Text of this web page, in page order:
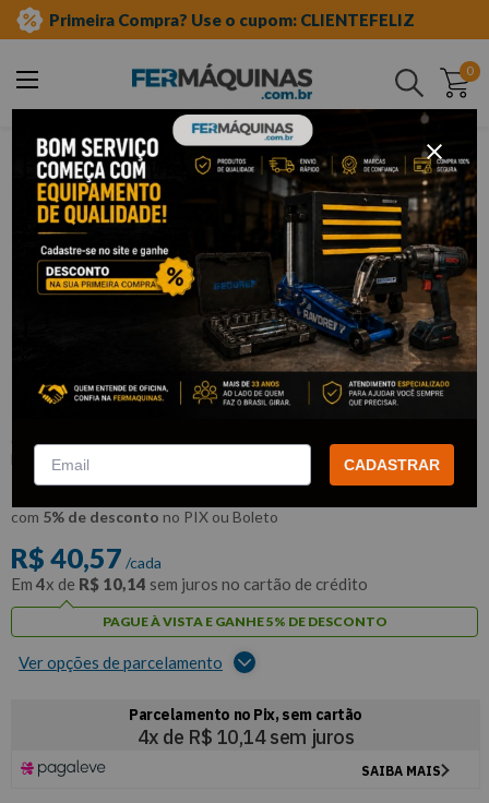
Primeira Compra? Use o cupom: CLIENTEFELIZ
0
Buscar
aditivos e lubrificantes
limpeza automotiva
boina
Boina de Espuma Refino Amarelo 6” -
2561 ROTTA376
:2561
ROTTA 376
R$38,54
com 5% de desconto no PIX ou Boleto
R$ 40,57 /cada
Em 4x de R$ 10,14 sem juros no cartão de crédito
PAGUE À VISTA E GANHE 5% DE DESCONTO
Ver opções de parcelamento
CADASTRAR